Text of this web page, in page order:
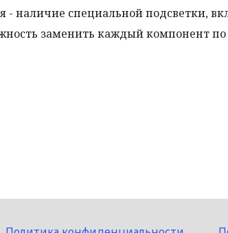
- наличие специальной подсветки,
заменить каждый компонент по